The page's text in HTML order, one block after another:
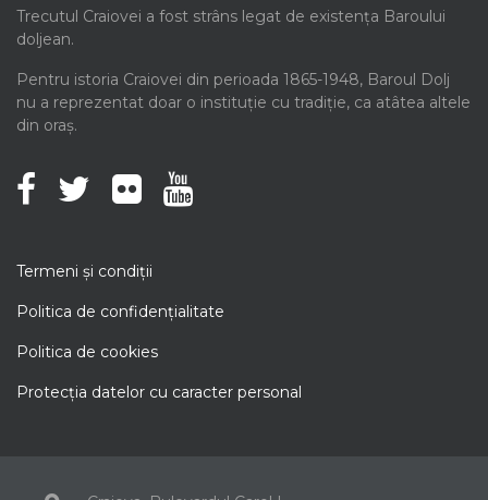
Trecutul Craiovei a fost strâns legat de existența Baroului
doljean.
Pentru istoria Craiovei din perioada 1865-1948, Baroul Dolj
nu a reprezentat doar o instituție cu tradiție, ca atâtea altele
din oraș.
Termeni şi condiţii
Politica de confidenţialitate
Politica de cookies
Protecţia datelor cu caracter personal